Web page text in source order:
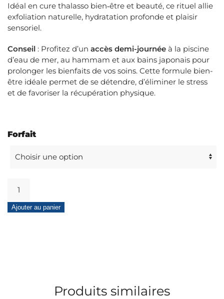
Idéal en cure thalasso bien‑être et beauté, ce rituel allie
exfoliation naturelle, hydratation profonde et plaisir
sensoriel.
Conseil : Profitez d’un accès demi-journée à la piscine
d’eau de mer, au hammam et aux bains japonais pour
prolonger les bienfaits de vos soins. Cette formule bien-
être idéale permet de se détendre, d’éliminer le stress
et de favoriser la récupération physique.
Forfait
Gommage
Ajouter au panier
Produits similaires